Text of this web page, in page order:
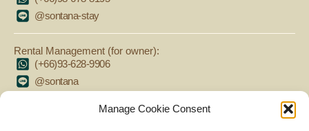
Manage Cookie Consent
@sontana-stay
Rental Management (for owner):
(+66)93-628-9906
@sontana